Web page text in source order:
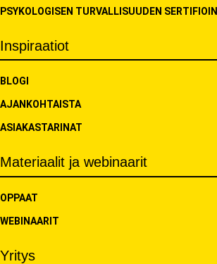
PSYKOLOGISEN TURVALLISUUDEN
Inspiraatiot
BLOGI
AJANKOHTAISTA
ASIAKASTARINAT
Materiaalit ja webinaarit
OPPAAT
WEBINAARIT
Yritys